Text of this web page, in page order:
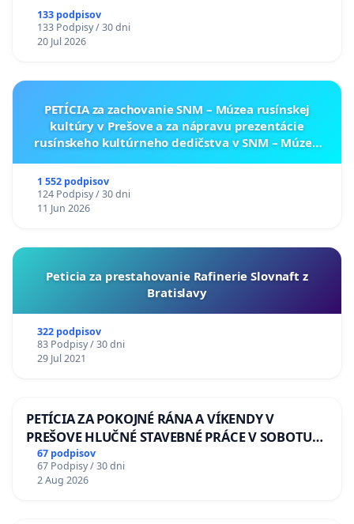
133 podpisov
133 Podpisy / 30 dni
20 Jul 2026
PETÍCIA za zachovanie SNM – Múzea rusínskej
kultúry v Prešove a za nápravu prezentácie
rusínskeho kultúrneho dedičstva v SNM – Múzeu
1 552 podpisov
124 Podpisy / 30 dni
11 Jun 2026
Peticia za prestahovanie Rafinerie Slovnaft z
Bratislavy
322 podpisov
83 Podpisy / 30 dni
29 Jul 2021
PETÍCIA ZA POKOJNÉ RÁNA A VÍKENDY V
PREŠOVE HLUČNÉ STAVEBNÉ PRÁCE V SOBOTU
LEN OD 9.00 DO 13.00 HOD., CEZ PRACOVNÝ
TÝŽDEŇ CIEĽ 8.00 – 18.00 HOD. A PRAVIDELNÁ
KONTROLA STAVBY C-AREA NA
67 podpisov
67 Podpisy / 30 dni
2 Aug 2026